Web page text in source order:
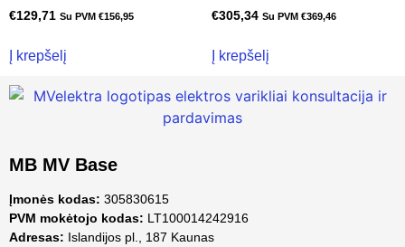
€129,71 Su PVM €156,95
Į krepšelį
€305,34 Su PVM €369,46
Į krepšelį
MB MV Base
Įmonės kodas: 305830615
PVM mokėtojo kodas: LT100014242916
Adresas: Islandijos pl., 187 Kaunas